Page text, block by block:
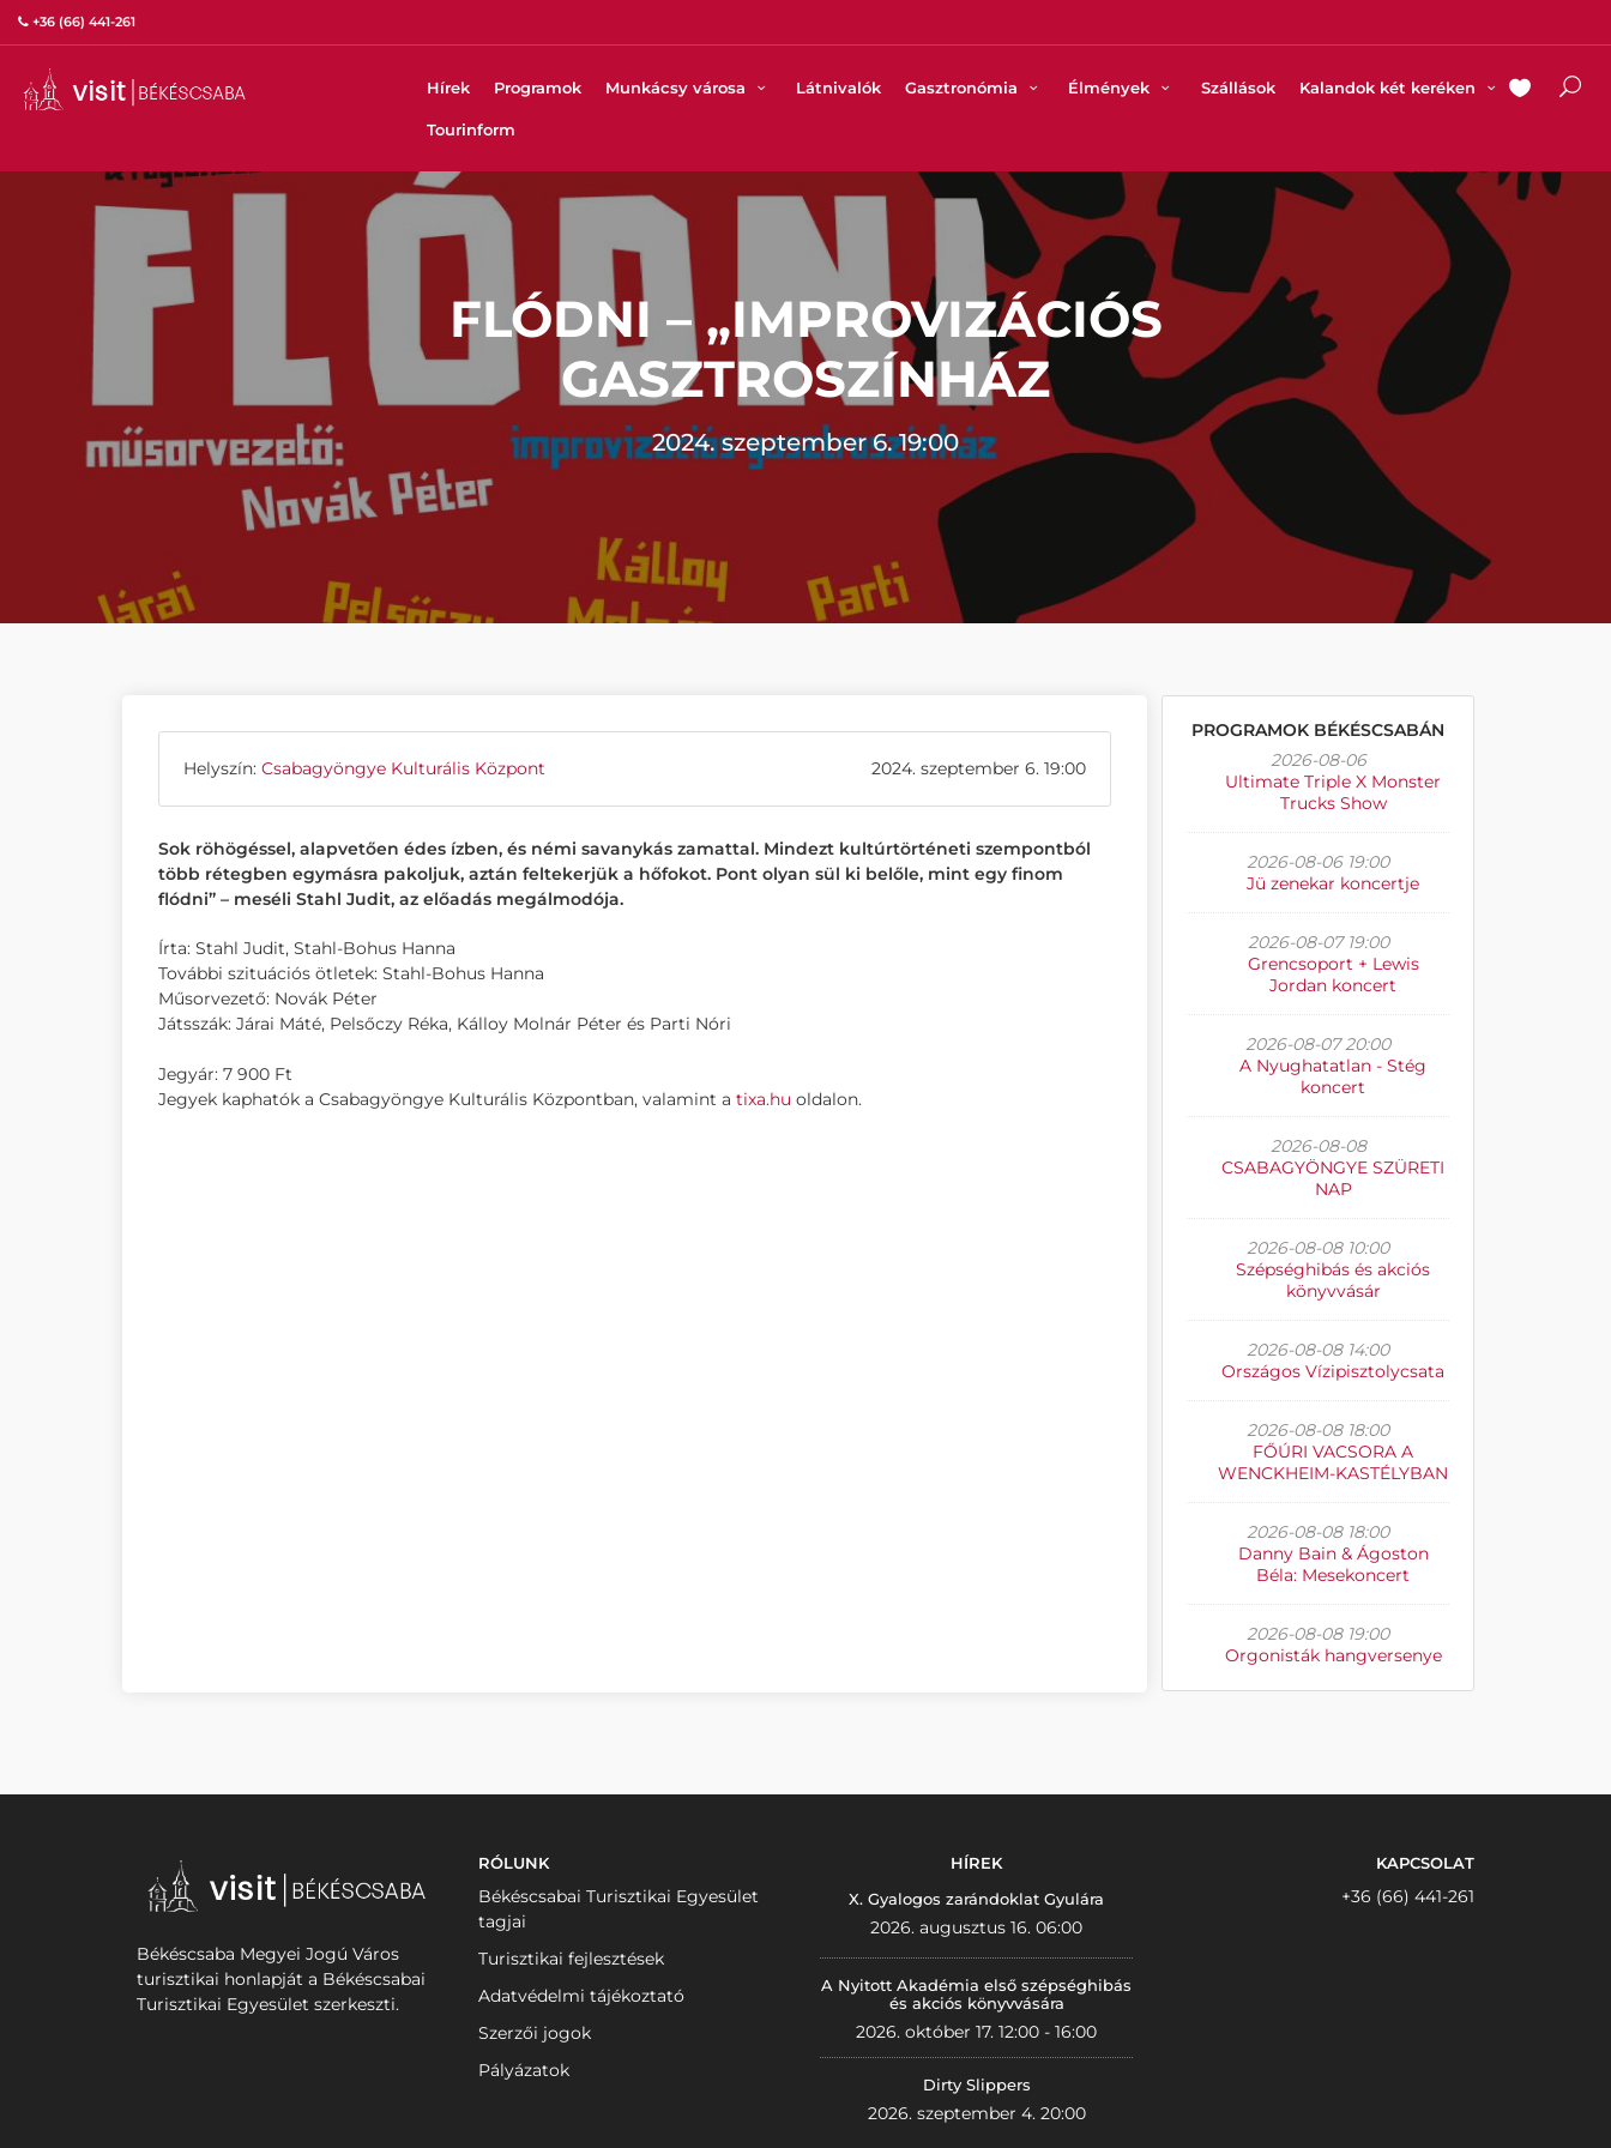
+36 (66) 441-261
Hírek Programok Munkácsy városa Látnivalók Gasztronómia Élmények Szállások Kalandok két keréken
Tourinform
FLÓDNI – „IMPROVIZÁCIÓS
GASZTROSZÍNHÁZ
2024. szeptember 6. 19:00
Helyszín: Csabagyöngye Kulturális Központ 2024. szeptember 6. 19:00
Sok röhögéssel, alapvetően édes ízben, és némi savanykás zamattal. Mindezt kultúrtörténeti szempontból
több rétegben egymásra pakoljuk, aztán feltekerjük a hőfokot. Pont olyan sül ki belőle, mint egy finom
flódni” – meséli Stahl Judit, az előadás megálmodója.
Írta: Stahl Judit, Stahl-Bohus Hanna
További szituációs ötletek: Stahl-Bohus Hanna
Műsorvezető: Novák Péter
Játsszák: Járai Máté, Pelsőczy Réka, Kálloy Molnár Péter és Parti Nóri
Jegyár: 7 900 Ft
Jegyek kaphatók a Csabagyöngye Kulturális Központban, valamint a tixa.hu oldalon.
PROGRAMOK BÉKÉSCSABÁN
2026-08-06
Ultimate Triple X Monster
Trucks Show
2026-08-06 19:00
Jü zenekar koncertje
2026-08-07 19:00
Grencsoport + Lewis
Jordan koncert
2026-08-07 20:00
A Nyughatatlan - Stég
koncert
2026-08-08
CSABAGYÖNGYE SZÜRETI
NAP
2026-08-08 10:00
Szépséghibás és akciós
könyvvásár
2026-08-08 14:00
Országos Vízipisztolycsata
2026-08-08 18:00
FŐÚRI VACSORA A
WENCKHEIM-KASTÉLYBAN
2026-08-08 18:00
Danny Bain & Ágoston
Béla: Mesekoncert
2026-08-08 19:00
Orgonisták hangversenye
Békéscsaba Megyei Jogú Város
turisztikai honlapját a Békéscsabai
Turisztikai Egyesület szerkeszti.
RÓLUNK
Békéscsabai Turisztikai Egyesület
tagjai
Turisztikai fejlesztések
Adatvédelmi tájékoztató
Szerzői jogok
Pályázatok
HÍREK
X. Gyalogos zarándoklat Gyulára
2026. augusztus 16. 06:00
A Nyitott Akadémia első szépséghibás
és akciós könyvvására
2026. október 17. 12:00 - 16:00
Dirty Slippers
2026. szeptember 4. 20:00
KAPCSOLAT
+36 (66) 441-261